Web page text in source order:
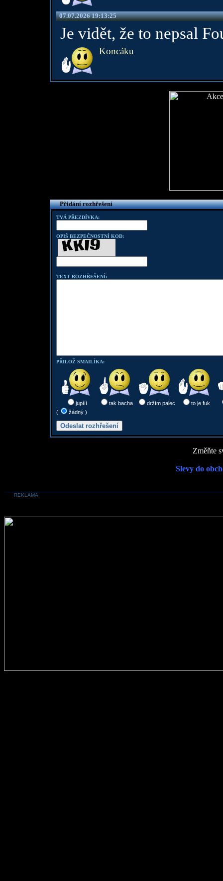
07.07.2026 19:13:25
Je vidět, že to nepsal
Koncáku
Přidání rozhřešení
TVÁ PŘEZDÍVKA:
OPIŠ BEZPEČNOSTNÍ KOD:
TEXT ROZHŘEŠENÍ:
PŘILOŽ SMAILÍKA:
jupííí tak bacha držím palec
to je fuk
(
žádný )
Změňte
Slevy do
REKLAMA